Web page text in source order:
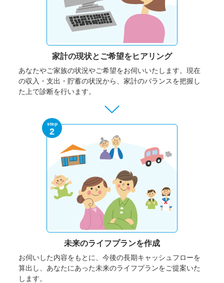
家計の現状と ご希望をヒアリング
あなたやご家族の状況やご希望をお伺いいたします。 現在
の収入・支出・貯蓄の状況から、家計のバランスを把握し
た上で診断を行います。
step
2
未来のライフプランを作成
お伺いした内容をもとに、今後の長期キャッシュフローを
算出し、あなたにあった未来のライフプランをご提案いた
します。